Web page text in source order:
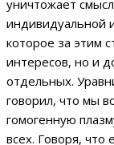
уничтожает
индивидуальной
которое за этим
интересов, но и
отдельных.
говорил, что мы
гомогенную
всех. Говоря, что